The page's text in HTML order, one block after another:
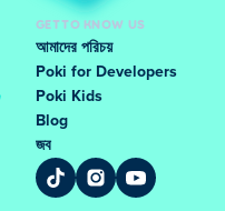
GET TO KNOW US
আমাদের পরিচয়
Poki for Developers
Poki Kids
Blog
জব